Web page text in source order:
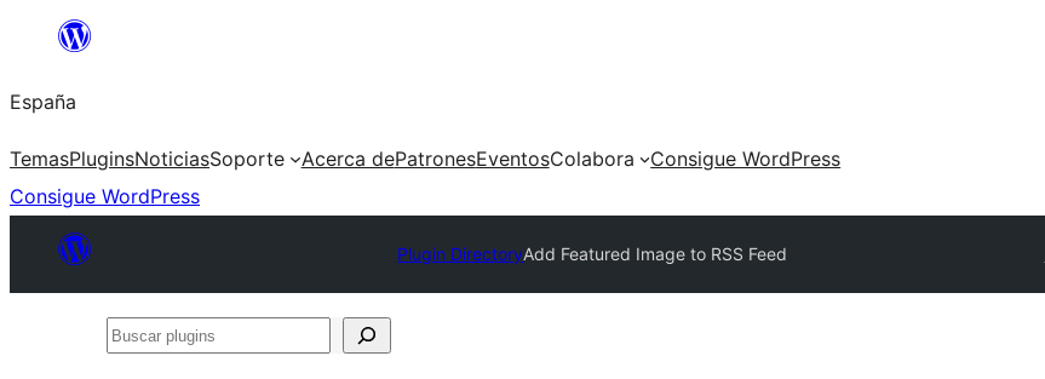
Saltar
contenido
España
TemasPluginsNoticiasSoporte Acerca dePatronesEventosColabora
Consigue WordPress
Consigue WordPress
Plugin DirectoryAdd Featured Image to RSS Feed
Buscar